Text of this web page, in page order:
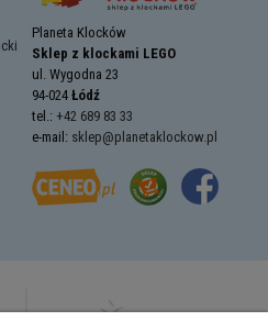
Planeta Klocków
Sklep z klockami LEGO
ul. Wygodna 23
94-024Łódź
tel.: +42 689 83 33
e-mail: sklep@planetaklockow.pl